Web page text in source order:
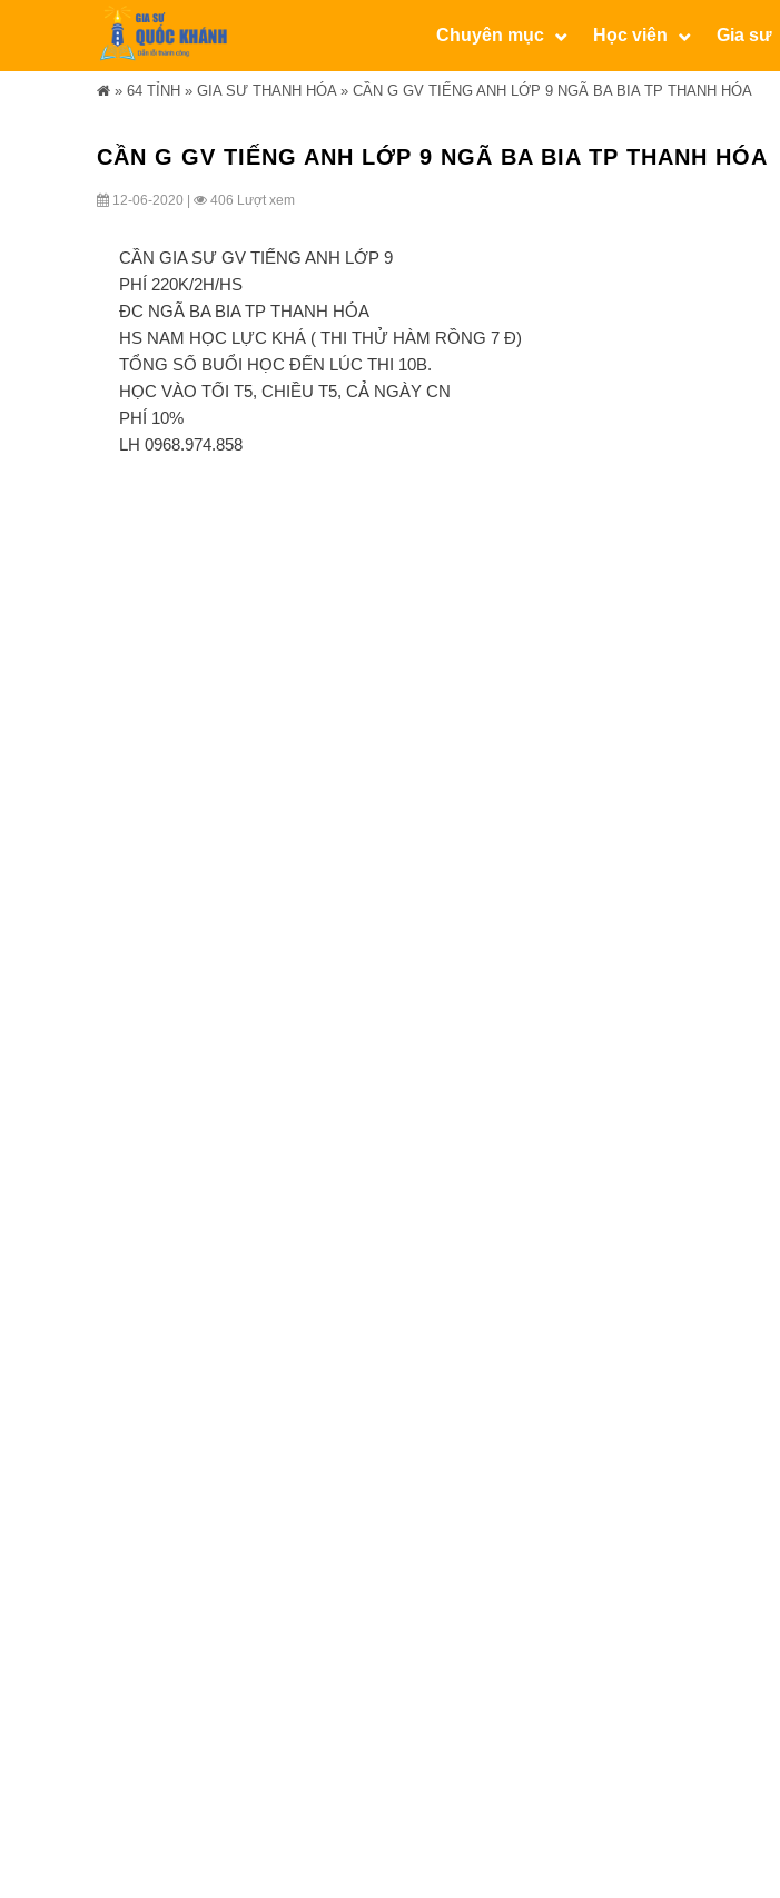
Chuyên mục Học viên Gia sư
» 64 TỈNH » GIA SƯ THANH HÓA» CẦN G GV TIẾNG ANH LỚP 9 NGÃ BA BIA TP THANH HÓA
CẦN G GV TIẾNG ANH LỚP 9 NGÃ BA BIA TP THANH HÓA
12-06-2020 | 406 Lượt xem
CẦN GIA SƯ GV TIẾNG ANH LỚP 9
PHÍ 220K/2H/HS
ĐC NGÃ BA BIA TP THANH HÓA
HS NAM HỌC LỰC KHÁ ( THI THỬ HÀM RỒNG 7 Đ)
TỔNG SỐ BUỔI HỌC ĐẾN LÚC THI 10B.
HỌC VÀO TỐI T5, CHIỀU T5, CẢ NGÀY CN
PHÍ 10%
LH 0968.974.858